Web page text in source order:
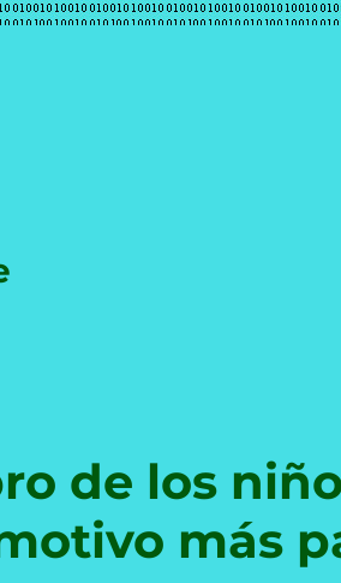
de los
más